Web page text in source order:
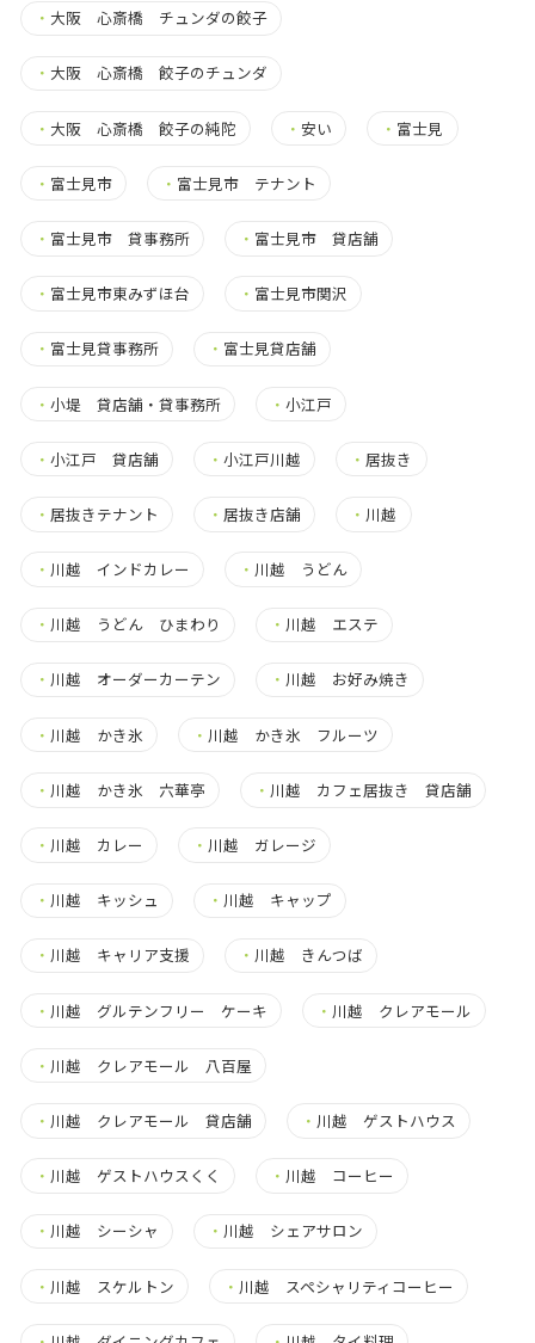
・ 大阪 心斎橋 チュンダの餃子
・ 大阪 心斎橋 餃子のチュンダ
・ 大阪 心斎橋 餃子の純陀 ・安い ・ 富士見
・ 富士見市 ・ 富士見市 テナント
・ 富士見市 貸事務所 ・ 富士見市 貸店舗
・ 富士見市東みずほ台 ・ 富士見市関沢
・ 富士見貸事務所 ・ 富士見貸店舗
・ 小堤 貸店舗・貸事務所 ・小江戸
・ 小江戸 貸店舗 ・小江戸川越 ・ 居抜き
・ 居抜きテナント ・居抜き店舗 ・ 川越
・ 川越 インドカレー ・ 川越 うどん
・ 川越 うどん ひまわり ・ 川越 エステ
・ 川越 オーダーカーテン ・ 川越 お好み焼き
・ 川越 かき氷 ・ 川越 かき氷 フルーツ
・ 川越 かき氷 六華亭 ・ 川越 カフェ居抜き 貸店舗
・ 川越 カレー ・ 川越 ガレージ
・ 川越 キッシュ ・ 川越 キャップ
・ 川越 キャリア支援 ・ 川越 きんつば
・ 川越 グルテンフリー ケーキ ・ 川越 クレアモール
・ 川越 クレアモール 八百屋
・ 川越 クレアモール 貸店舗 ・ 川越 ゲストハウス
・ 川越 ゲストハウスくく ・ 川越 コーヒー
・ 川越 シーシャ ・ 川越 シェアサロン
・ 川越 スケルトン ・ 川越 スペシャリティコーヒー